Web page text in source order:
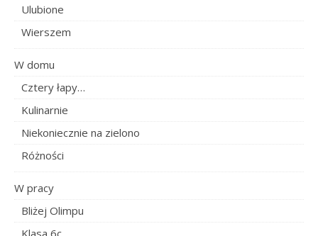
Ulubione
Wierszem
W domu
Cztery łapy…
Kulinarnie
Niekoniecznie na zielono
Różności
W pracy
Bliżej Olimpu
Klasa 6c